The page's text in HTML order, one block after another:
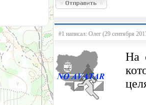
#1 написал: Олег (29 сентября
На